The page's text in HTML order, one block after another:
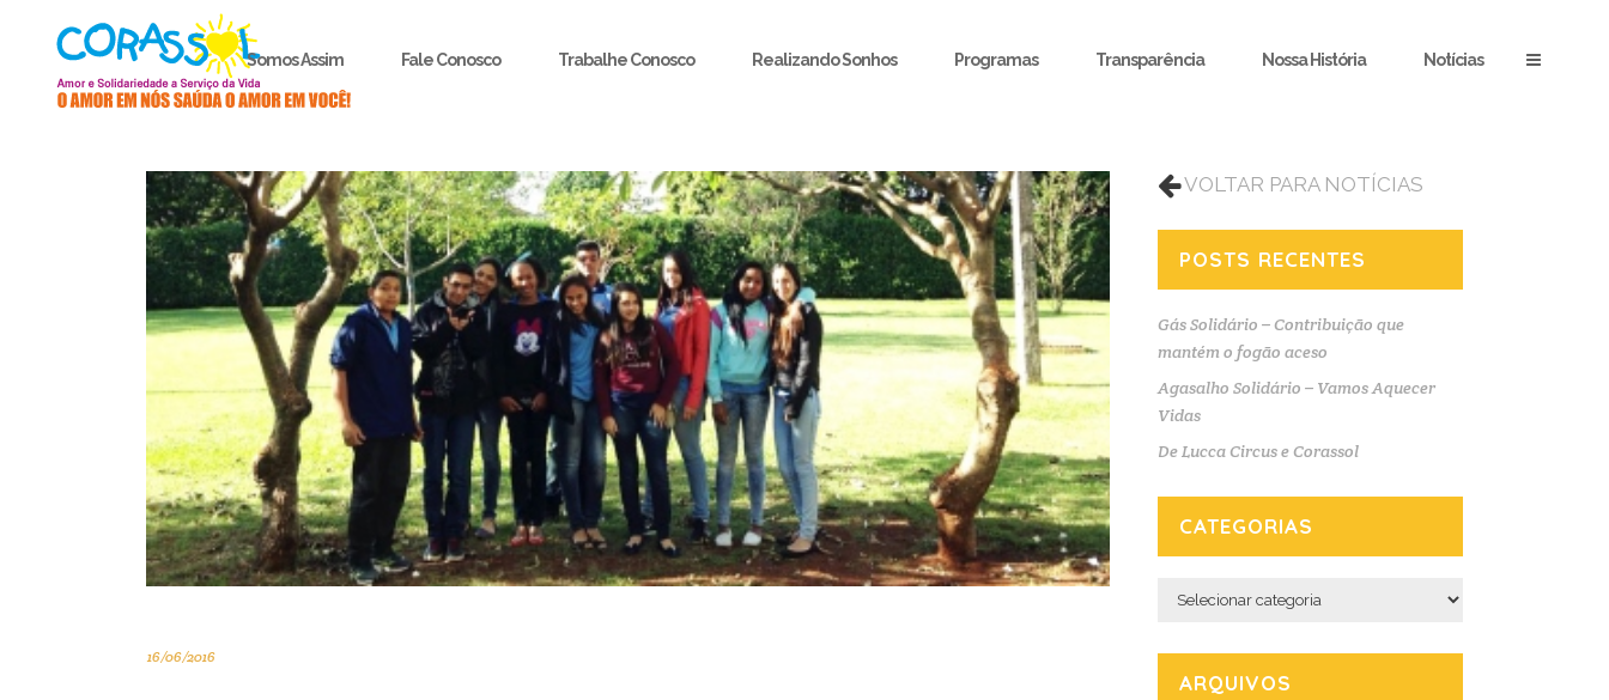
Somos Assim Fale Conosco Trabalhe Conosco Realizando Sonhos Programas Transparência Nossa História Notícias
16/06/2016
VOLTAR PARA NOTÍCIAS
POSTS RECENTES
Gás Solidário – Contribuição que
mantém o fogão aceso
Agasalho Solidário – Vamos Aquecer
Vidas
De Lucca Circus e Corassol
CATEGORIAS
Categorias
ARQUIVOS